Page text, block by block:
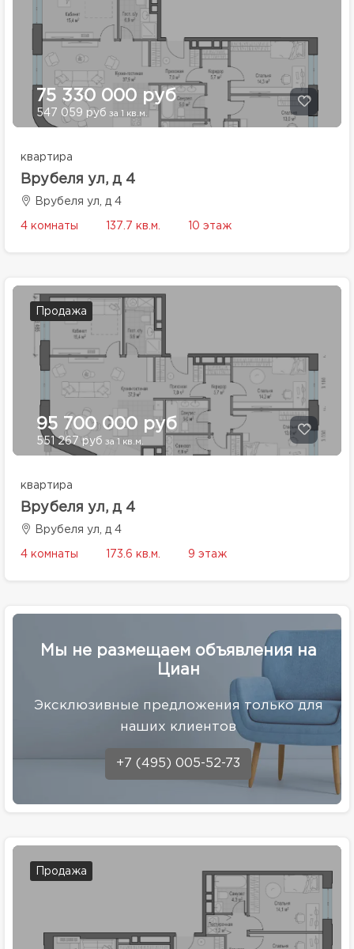
75 330 000 руб
547 059 руб за 1 кв.м.
квартира
Врубеля ул, д 4
Врубеля ул, д 4
4 комнаты 137.7 кв.м. 10 этаж
Продажа
95 700 000 руб
551 267 руб за 1 кв.м.
квартира
Врубеля ул, д 4
Врубеля ул, д 4
4 комнаты 173.6 кв.м. 9 этаж
Мы не размещаем объявления на
Циан
Эксклюзивные предложения только для
наших клиентов
+7 (495) 005-52-73
Продажа